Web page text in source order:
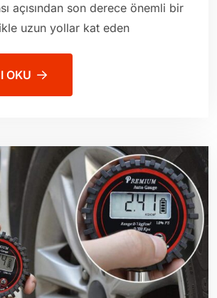
açısından son derece önemli bir
uzun yollar kat eden
OKU